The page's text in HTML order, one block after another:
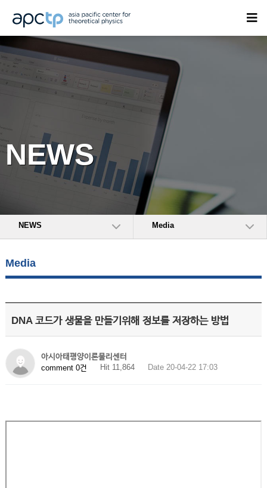
NEWS
NEWS Media
Media
DNA 코드가 생물을 만들기위해 정보를 저장하는 방법
아시아태평양이론물리센터
comment 0건
Hit 11,864 Date 20-04-22 17:03